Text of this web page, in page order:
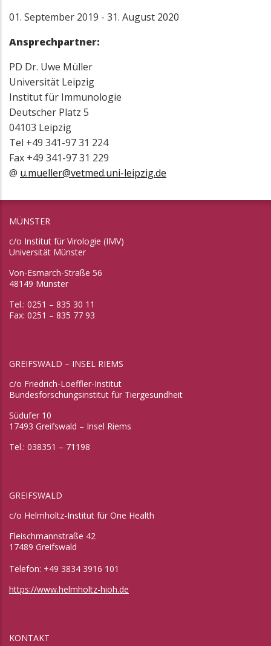
01. September 2019 - 31. August 2020
Ansprechpartner:
PD Dr. Uwe Müller
Universität Leipzig
Institut für Immunologie
Deutscher Platz 5
04103 Leipzig
Tel +49 341-97 31 224
Fax +49 341-97 31 229
@ u.mueller@vetmed.uni-leipzig.de
MÜNSTER
c/o Institut für Virologie (IMV)
Universität Münster
Von-Esmarch-Straße 56
48149 Münster
Tel.: 0251 – 835 30 11
Fax: 0251 – 835 77 93
GREIFSWALD – INSEL RIEMS
c/o Friedrich-Loeffler-Institut
Bundesforschungsinstitut für Tiergesundheit
Südufer 10
17493 Greifswald – Insel Riems
Tel.: 038351 – 71198
GREIFSWALD
c/o Helmholtz-Institut für One Health
Fleischmannstraße 42
17489 Greifswald
Telefon: +49 3834 3916 101
https://www.helmholtz-hioh.de
KONTAKT